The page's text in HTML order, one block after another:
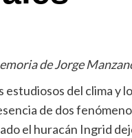
de Jorge
estudiosos del clima y
de dos
el huracán Ingrid